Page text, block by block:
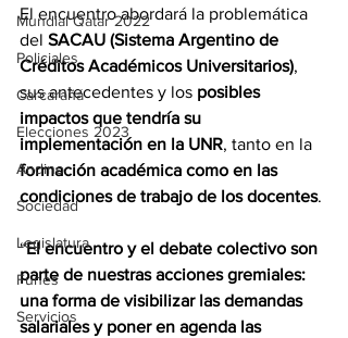
Mundial Qatar 2022
Policiales
Carcarañá
Elecciones 2023
Andino
Sociedad
Legislatura
Funes
Servicios
El encuentro abordará la problemática
del SACAU (Sistema Argentino de
Créditos Académicos Universitarios),
sus antecedentes y los posibles
impactos que tendría su
implementación en la UNR, tanto en la
formación académica como en las
condiciones de trabajo de los docentes.
“El encuentro y el debate colectivo son
parte de nuestras acciones gremiales:
una forma de visibilizar las demandas
salariales y poner en agenda las